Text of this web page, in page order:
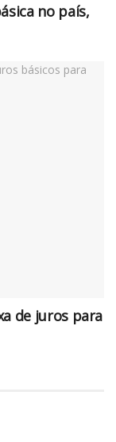
no país,
de juros para